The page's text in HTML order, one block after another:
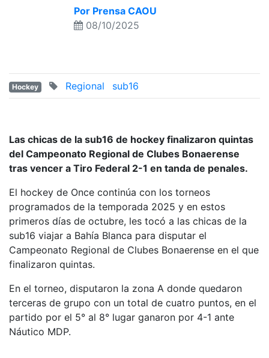
Por Prensa CAOU
08/10/2025
Hockey Regional sub16
Las chicas de la sub16 de hockey finalizaron quintas
del Campeonato Regional de Clubes Bonaerense
tras vencer a Tiro Federal 2-1 en tanda de penales.
El hockey de Once continúa con los torneos
programados de la temporada 2025 y en estos
primeros días de octubre, les tocó a las chicas de la
sub16 viajar a Bahía Blanca para disputar el
Campeonato Regional de Clubes Bonaerense en el que
finalizaron quintas.
En el torneo, disputaron la zona A donde quedaron
terceras de grupo con un total de cuatro puntos, en el
partido por el 5° al 8° lugar ganaron por 4-1 ante
Náutico MDP.